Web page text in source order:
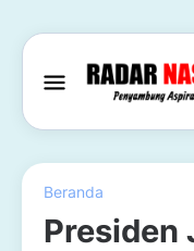
Beranda
Presiden